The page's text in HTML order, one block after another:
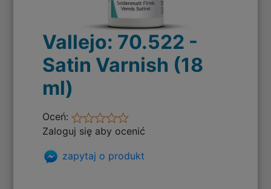
Vallejo: 70.522 -
Satin Varnish (18
ml)
Oceń:
Zaloguj się aby ocenić
zapytaj o produkt